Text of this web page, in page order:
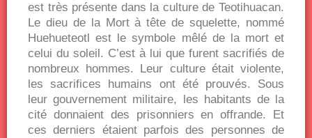
est très présente dans la culture de Teotihuacan.
Le dieu de la Mort à tête de squelette, nommé
Huehueteotl est le symbole mêlé de la mort et
celui du soleil. C’est à lui que furent sacrifiés de
nombreux hommes. Leur culture était violente,
les sacrifices humains ont été prouvés. Sous
leur gouvernement militaire, les habitants de la
cité donnaient des prisonniers en offrande. Et
ces derniers étaient parfois des personnes de